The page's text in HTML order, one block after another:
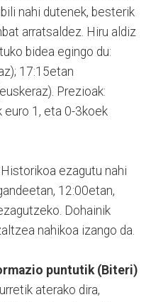
nahi dutenek, besterik
arratsaldez. Hiru aldiz
bidea egingo du:
17:15etan
Prezioak:
euro 1, eta 0-3koek
ezagutu nahi
12:00etan,
Dohainik
nahikoa izango da.
puntutik (Biteri)
aterako dira,